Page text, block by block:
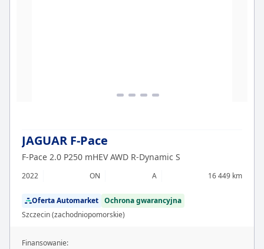
JAGUAR F-Pace
F-Pace 2.0 P250 mHEV AWD R-Dynamic S
2022 ON A 16 449 km
Oferta Automarket Ochrona gwarancyjna
Szczecin (zachodniopomorskie)
Finansowanie: